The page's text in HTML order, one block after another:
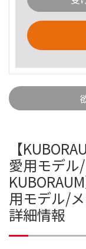
【
愛用モデル
用モデル/
詳細情報